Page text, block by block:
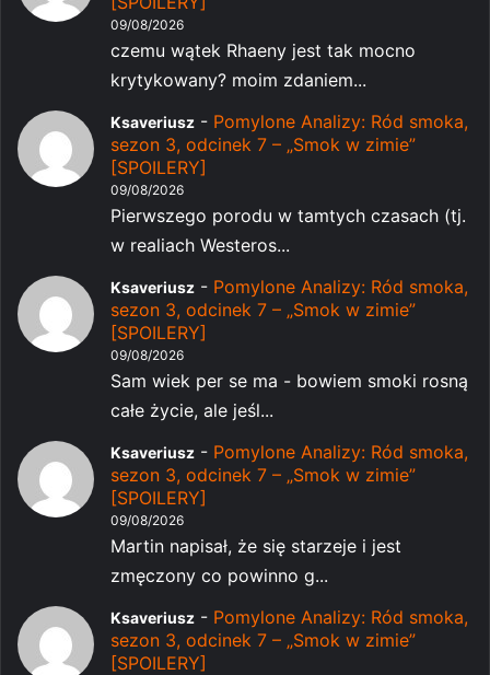
09/08/2026
czemu wątek Rhaeny jest tak mocno
krytykowany? moim zdaniem...
Ksaveriusz - Pomylone Analizy: Ród smoka,
sezon 3, odcinek 7 – „Smok w zimie”
[SPOILERY]
09/08/2026
Pierwszego porodu w tamtych czasach (tj.
w realiach Westeros...
Ksaveriusz - Pomylone Analizy: Ród smoka,
sezon 3, odcinek 7 – „Smok w zimie”
[SPOILERY]
09/08/2026
Sam wiek per se ma - bowiem smoki rosną
całe życie, ale jeśl...
Ksaveriusz - Pomylone Analizy: Ród smoka,
sezon 3, odcinek 7 – „Smok w zimie”
[SPOILERY]
09/08/2026
Martin napisał, że się starzeje i jest
zmęczony co powinno g...
Ksaveriusz - Pomylone Analizy: Ród smoka,
sezon 3, odcinek 7 – „Smok w zimie”
[SPOILERY]